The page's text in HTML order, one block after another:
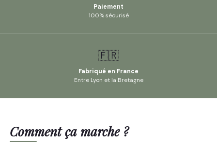
Paiement
100% sécurisé
🇫🇷
Fabriqué en France
Entre Lyon et la Bretagne
Comment ça marche ?